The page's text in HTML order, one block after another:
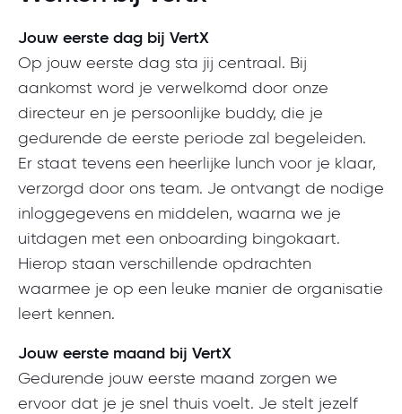
Jouw eerste dag bij VertX
Op jouw eerste dag sta jij centraal. Bij
aankomst word je verwelkomd door onze
directeur en je persoonlijke buddy, die je
gedurende de eerste periode zal begeleiden.
Er staat tevens een heerlijke lunch voor je klaar,
verzorgd door ons team. Je ontvangt de nodige
inloggegevens en middelen, waarna we je
uitdagen met een onboarding bingokaart.
Hierop staan verschillende opdrachten
waarmee je op een leuke manier de organisatie
leert kennen.
Jouw eerste maand bij VertX
Gedurende jouw eerste maand zorgen we
ervoor dat je je snel thuis voelt. Je stelt jezelf